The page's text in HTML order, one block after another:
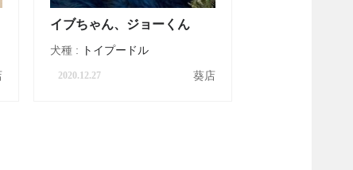
イブちゃん、ジョーくん
犬種 : トイプードル
2020.12.27 葵店